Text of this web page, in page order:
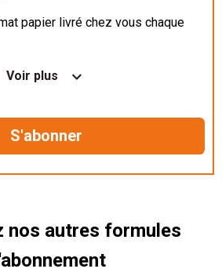
papier livré chez vous chaque
illimité sur ordinateur, tablette et
en numérique avant la sortie
confidentielles résérvées aux
Voir plus
nos autres formules